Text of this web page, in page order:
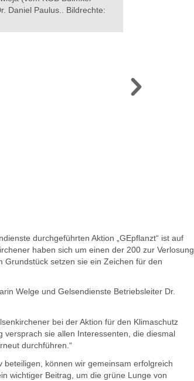
Daniel Paulus.. Bildrechte:
durchgeführten Aktion „GEpflanzt“ ist auf
haben sich um einen der 200 zur Verlosung
setzen sie ein Zeichen für den
Welge und Gelsendienste Betriebsleiter Dr.
bei der Aktion für den Klimaschutz
versprach sie allen Interessenten, die diesmal
durchführen.“
beteiligen, können wir gemeinsam erfolgreich
wichtiger Beitrag, um die grüne Lunge von